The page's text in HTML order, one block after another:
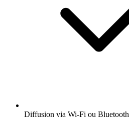
Diffusion via Wi-Fi ou Bluetooth